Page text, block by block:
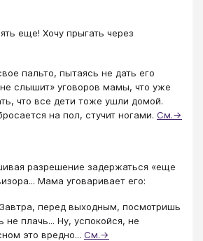
еще! Хочу прыгать через
пальто, пытаясь не дать его
слышит» уговоров мамы, что уже
что все дети тоже ушли домой.
на пол, стучит ногами. См.→
разрешение задержаться «еще
Мама уговаривает его:
перед выходным, посмотришь
не плачь... Ну, успокойся, не
это вредно... См.→